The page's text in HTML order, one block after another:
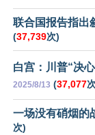
联合国报告指出
(37,739次)
白宫：川普“决
2025/8/13 (37,077
一场没有硝烟的
次)